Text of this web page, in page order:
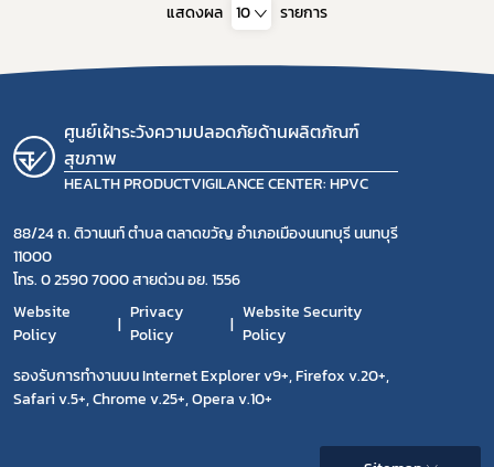
แสดงผล 10 รายการ
ศูนย์เฝ้าระวังความปลอดภัยด้านผลิตภัณฑ์
สุขภาพ
HEALTH PRODUCTVIGILANCE CENTER: HPVC
88/24 ถ. ติวานนท์ ตำบล ตลาดขวัญ อำเภอเมืองนนทบุรี นนทบุรี
11000
โทร. 0 2590 7000 สายด่วน อย. 1556
Website
Policy
Privacy
Policy
Website Security
Policy
รองรับการทำงานบน Internet Explorer v9+, Firefox v.20+,
Safari v.5+, Chrome v.25+, Opera v.10+